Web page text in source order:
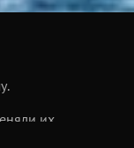
их